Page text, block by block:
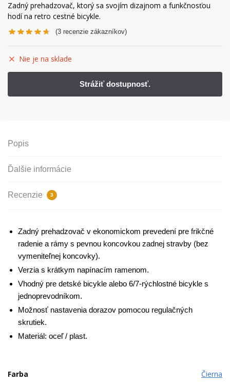
Zadný prehadzovač, ktorý sa svojím dizajnom a funkčnosťou
hodí na retro cestné bicykle.
(3 recenzie zákazníkov)
Nie je na sklade
Popis
Ďalšie informácie
Recenzie 3
Zadný prehadzovač v ekonomickom prevedení pre frikčné
radenie a rámy s pevnou koncovkou zadnej stravby (bez
vymeniteľnej koncovky).
Verzia s krátkym napínacím ramenom.
Vhodný pre detské bicykle alebo 6/7-rýchlostné bicykle s
jednoprevodníkom.
Možnosť nastavenia dorazov pomocou regulačných
skrutiek.
Materiál: oceľ / plast.
Farba Čierna